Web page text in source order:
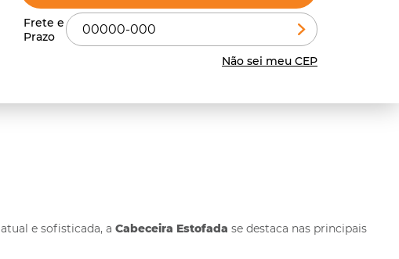
Não sei meu CEP
e sofisticada, aCabeceira Estofada se destaca nas principais